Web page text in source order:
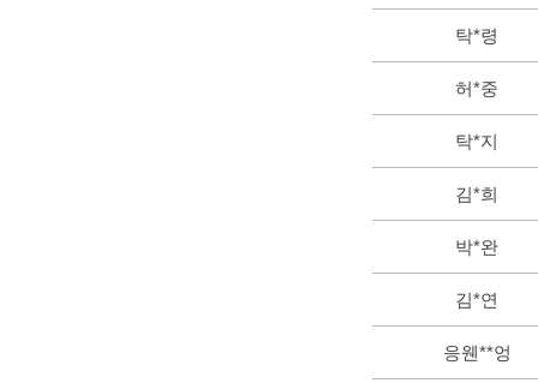
탁*령
허*중
탁*지
김*희
박*완
김*연
응웬**엉